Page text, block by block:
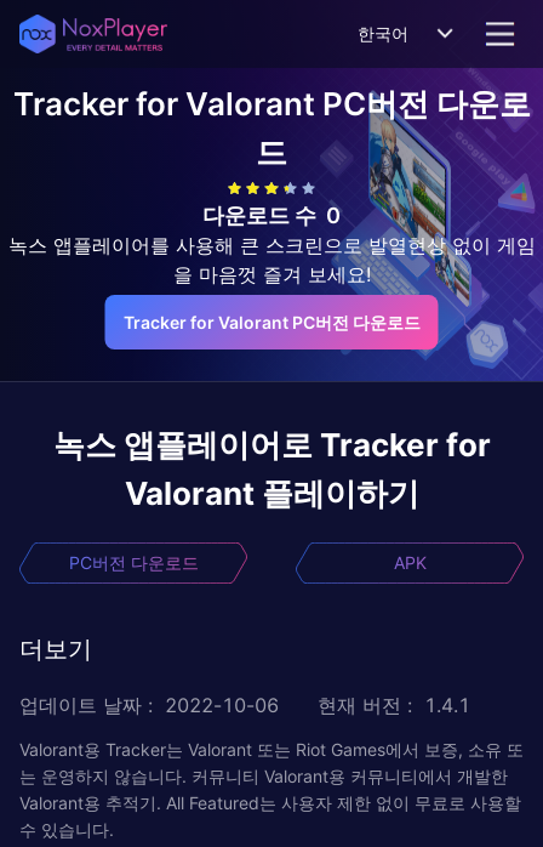
한국어
Tracker for Valorant PC버전 다운로
드
다운로드 수 0
녹스 앱플레이어를 사용해 큰 스크린으로 발열현상 없이 게임
을 마음껏 즐겨 보세요!
Tracker for Valorant PC버전 다운로드
녹스 앱플레이어로 Tracker for
Valorant 플레이하기
PC버전 다운로드 APK
더보기
업데이트 날짜 : 2022-10-06 현재 버전 : 1.4.1
Valorant용 Tracker는 Valorant 또는 Riot Games에서 보증, 소유 또
는 운영하지 않습니다. 커뮤니티 Valorant용 커뮤니티에서 개발한
Valorant용 추적기. All Featured는 사용자 제한 없이 무료로 사용할
수 있습니다.